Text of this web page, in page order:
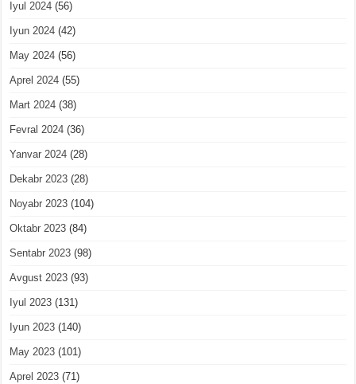
Iyul 2024 (56)
Iyun 2024 (42)
May 2024 (56)
Aprel 2024 (55)
Mart 2024 (38)
Fevral 2024 (36)
Yanvar 2024 (28)
Dekabr 2023 (28)
Noyabr 2023 (104)
Oktabr 2023 (84)
Sentabr 2023 (98)
Avgust 2023 (93)
Iyul 2023 (131)
Iyun 2023 (140)
May 2023 (101)
Aprel 2023 (71)